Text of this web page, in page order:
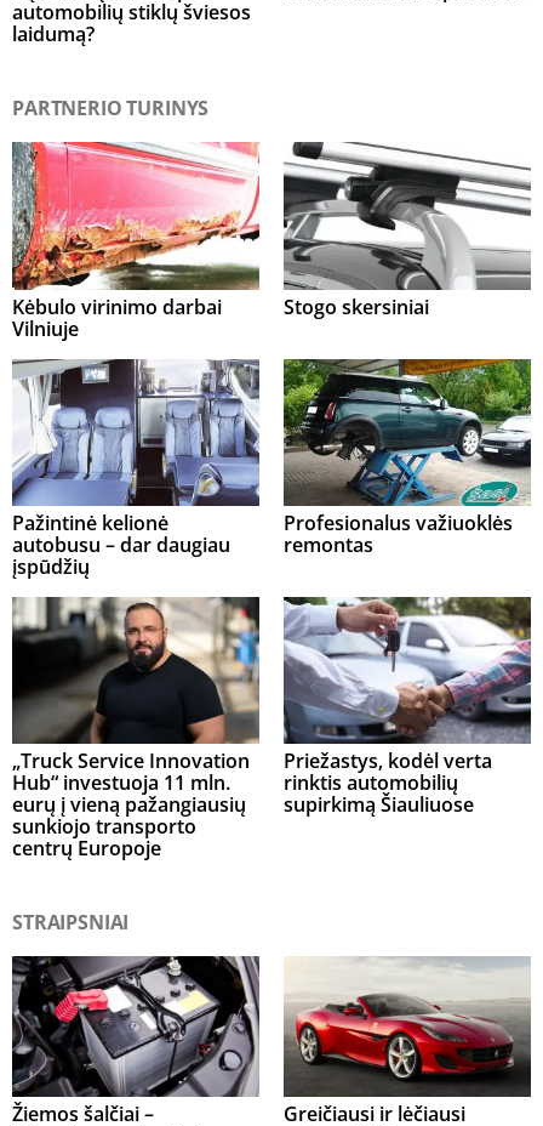
automobilių stiklų šviesos
laidumą?
PARTNERIO TURINYS
Kėbulo virinimo darbai
Vilniuje
Stogo skersiniai
Pažintinė kelionė
autobusu – dar daugiau
įspūdžių
Profesionalus važiuoklės
remontas
„Truck Service Innovation
Hub“ investuoja 11 mln.
eurų į vieną pažangiausių
sunkiojo transporto
centrų Europoje
Priežastys, kodėl verta
rinktis automobilių
supirkimą Šiauliuose
STRAIPSNIAI
Žiemos šalčiai –
Greičiausi ir lėčiausi